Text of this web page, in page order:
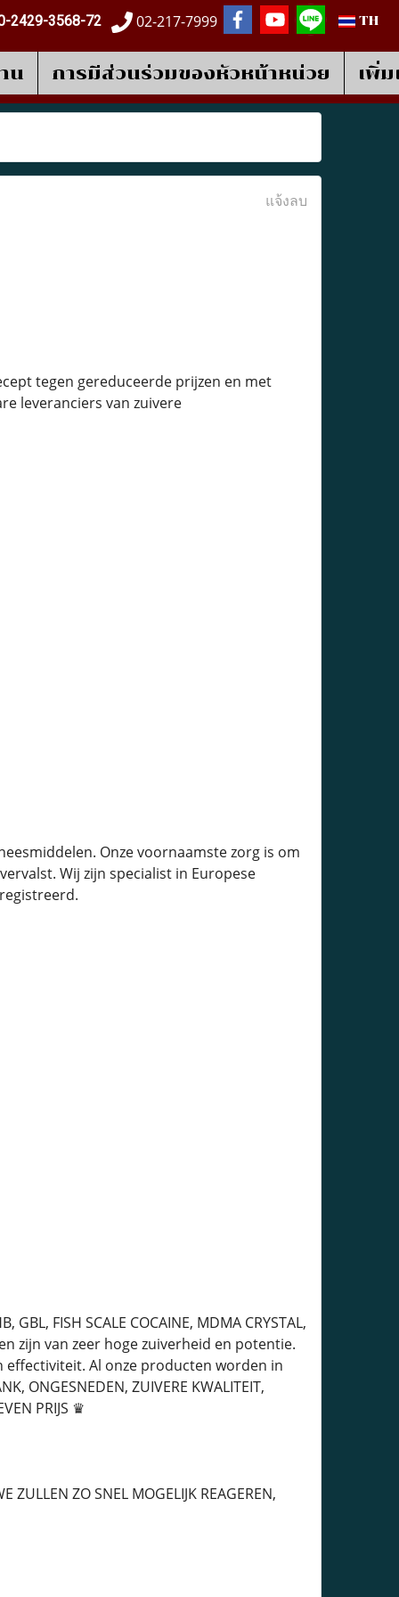
2429-3568-72 02-217-7999 TH
น การมีส่วนร่วมของหัวหน้าหน่วย เพิ่
แจ้งลบ
tegen gereduceerde prijzen en met
leveranciers van zuivere
Onze voornaamste zorg is om
Wij zijn specialist in Europese
FISH SCALE COCAINE, MDMA CRYSTAL,
zijn van zeer hoge zuiverheid en potentie.
Al onze producten worden in
ZUIVERE KWALITEIT,
PRIJS ♛
ZULLEN ZO SNEL MOGELIJK REAGEREN,